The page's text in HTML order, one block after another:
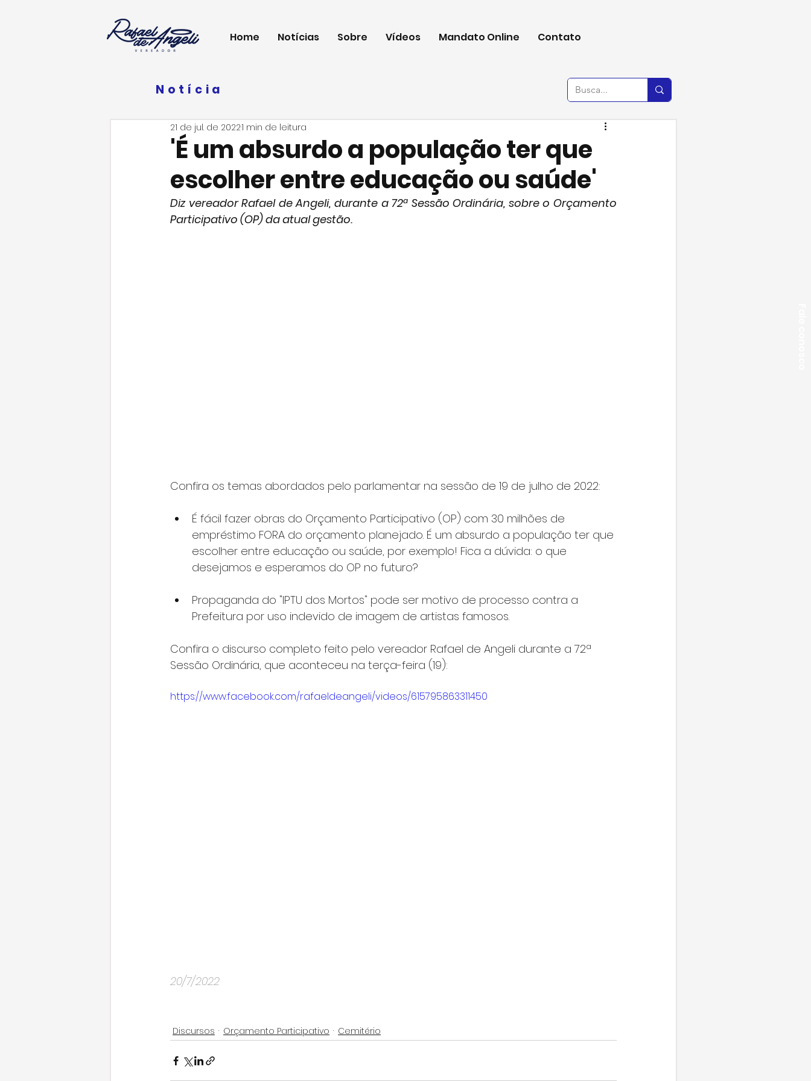
Home Notícias Sobre Vídeos Mandato Online Contato
Notícia
'É um absurdo a população ter que
escolher entre educação ou saúde'
21 de jul. de 20221 min de leitura
Diz vereador Rafael de Angeli, durante a 72ª Sessão Ordinária, sobre o Orçamento
Participativo (OP) da atual gestão.
Confira os temas abordados pelo parlamentar na sessão de 19 de julho de 2022:
É fácil fazer obras do Orçamento Participativo (OP) com 30 milhões de
empréstimo FORA do orçamento planejado. É um absurdo a população ter que
escolher entre educação ou saúde, por exemplo! Fica a dúvida: o que
desejamos e esperamos do OP no futuro?
Propaganda do "IPTU dos Mortos" pode ser motivo de processo contra a
Prefeitura por uso indevido de imagem de artistas famosos.
Confira o discurso completo feito pelo vereador Rafael de Angeli durante a 72ª
Sessão Ordinária, que aconteceu na terça-feira (19):
https://www.facebook.com/rafaeldeangeli/videos/615795863311450
20/7/2022
Discursos Orçamento Participativo Cemitério